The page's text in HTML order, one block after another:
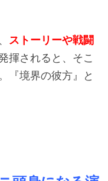
ストーリーや戦闘
揮されると、そこ
『境界の彼方』と